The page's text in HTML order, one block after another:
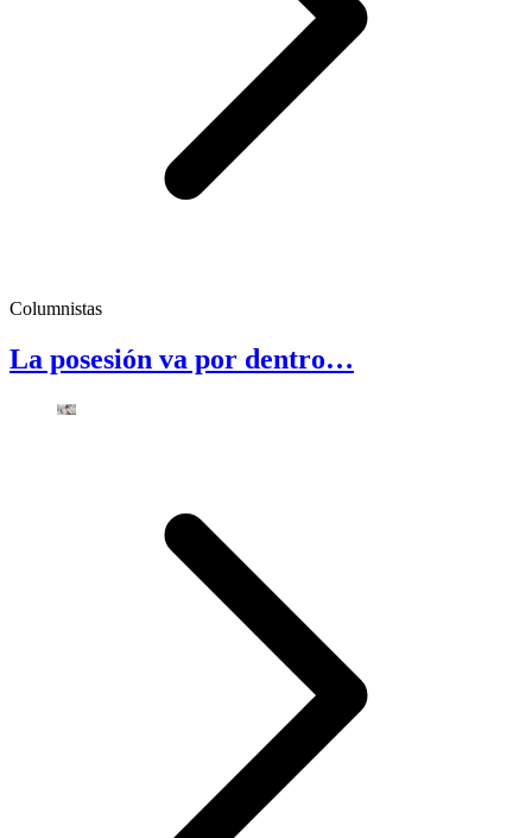
Columnistas
La posesión va por dentro…